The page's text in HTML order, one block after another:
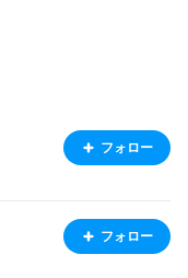
フォロー
フォロー